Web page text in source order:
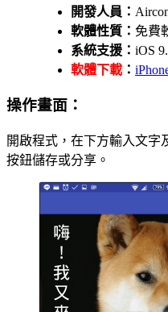
開發人員：
軟體性質： 免費
系統支援： iOS
軟體下載 ：
操作畫面：
開啟程式，在下方輸入文字
按鈕儲存或分享。